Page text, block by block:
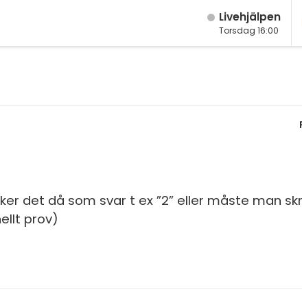
Live­hjälpen
Torsdag 16:00
det då som svar t ex ”2” eller måste man
prov)